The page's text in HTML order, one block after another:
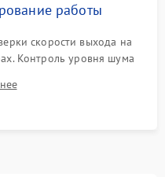
работы
скорости выхода на
Контроль уровня шума
стенок и корректного
оттайки.